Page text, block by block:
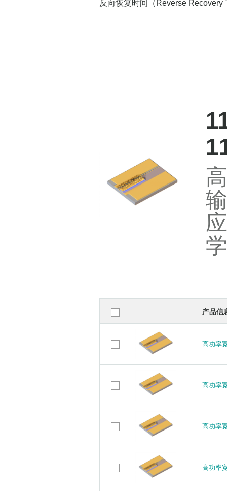
反向恢复时间（Reverse
产品信
高功率
高功率
高功率
高功率
高功率
高功率
高功率
高功率